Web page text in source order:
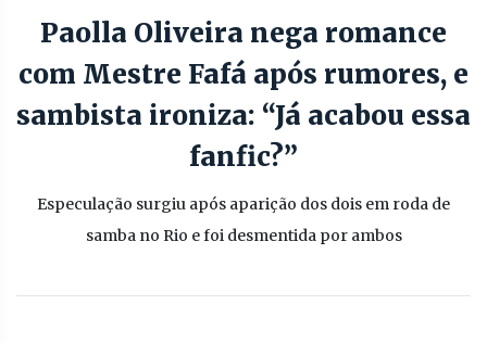
Paolla Oliveira nega romance
com Mestre Fafá após rumores, e
sambista ironiza: “Já acabou essa
fanfic?”
Especulação surgiu após aparição dos dois em roda de
samba no Rio e foi desmentida por ambos